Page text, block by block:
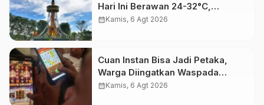
Hari Ini Berawan 24-32°C,
kelembapan 59-97 persen.
calendar_monthKamis, 6 Agt 2026
Cuan Instan Bisa Jadi Petaka,
Warga Diingatkan Waspada
Investasi Bodong dan Judi Online
calendar_monthKamis, 6 Agt 2026